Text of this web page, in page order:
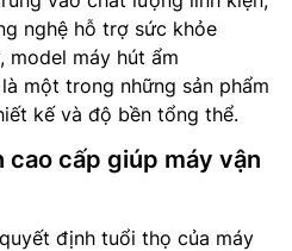
nghệ hỗ trợ sức khỏe
model máy hút ẩm
một trong những sản phẩm
kế và độ bền tổng thể.
cao cấp giúp máy vận
định tuổi thọ của máy